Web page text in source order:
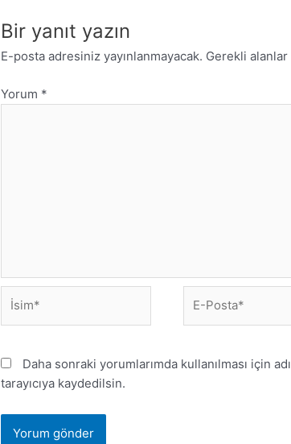
Bir yanıt yazın
E-posta adresiniz yayınlanmayacak. Gerekli alanlar
Yorum *
Daha sonraki yorumlarımda kullanılması için
tarayıcıya kaydedilsin.